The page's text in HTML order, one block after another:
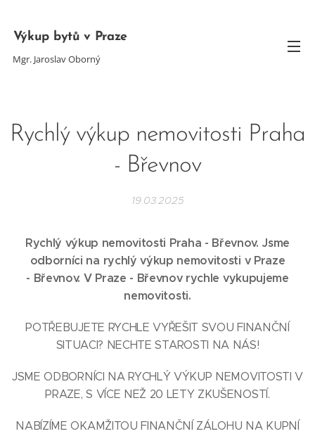
Výkup bytů v Praze
Mgr. Jaroslav Oborný
Rychlý výkup nemovitosti Praha
- Břevnov
19.03.2025
Rychlý výkup nemovitosti Praha - Břevnov. Jsme
odborníci na rychlý výkup nemovitosti v Praze
- Břevnov. V Praze - Břevnov rychle vykupujeme
nemovitosti.
POTŘEBUJETE RYCHLE VYŘEŠIT SVOU FINANČNÍ
SITUACI? NECHTE STAROSTI NA NÁS!
JSME ODBORNÍCI NA RYCHLÝ VÝKUP NEMOVITOSTI V
PRAZE, S VÍCE NEŽ 20 LETY ZKUŠENOSTÍ.
NABÍZÍME OKAMŽITOU FINANČNÍ ZÁLOHU NA KUPNÍ